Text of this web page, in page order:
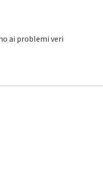
ai problemi veri